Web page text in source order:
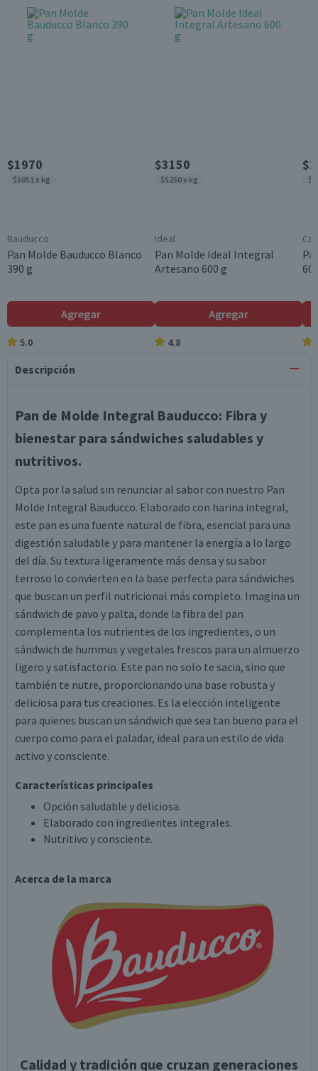
$1970
$5051 x kg
Bauducco
Pan Molde Bauducco Blanco
390 g
Agregar
5.0
$3150
$5250 x kg
Ideal
Pan Molde Ideal Integral
Artesano 600 g
Agregar
4.8
Descripción
Pan de Molde Integral Bauducco: Fibra y
bienestar para sándwiches saludables y
nutritivos.
Opta por la salud sin renunciar al sabor con nuestro Pan
Molde Integral Bauducco. Elaborado con harina integral,
este pan es una fuente natural de fibra, esencial para una
digestión saludable y para mantener la energía a lo largo
del día. Su textura ligeramente más densa y su sabor
terroso lo convierten en la base perfecta para sándwiches
que buscan un perfil nutricional más completo. Imagina un
sándwich de pavo y palta, donde la fibra del pan
complementa los nutrientes de los ingredientes, o un
sándwich de hummus y vegetales frescos para un almuerzo
ligero y satisfactorio. Este pan no solo te sacia, sino que
también te nutre, proporcionando una base robusta y
deliciosa para tus creaciones. Es la elección inteligente
para quienes buscan un sándwich que sea tan bueno para el
cuerpo como para el paladar, ideal para un estilo de vida
activo y consciente.
Características principales
Opción saludable y deliciosa.
Elaborado con ingredientes integrales.
Nutritivo y consciente.
Acerca de la marca
Calidad y tradición que cruzan generaciones